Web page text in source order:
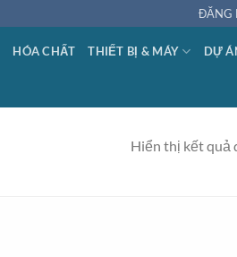
ĐĂNG
HÓA CHẤT THIẾT BỊ & MÁY DỰ
Hiển thị kết quả